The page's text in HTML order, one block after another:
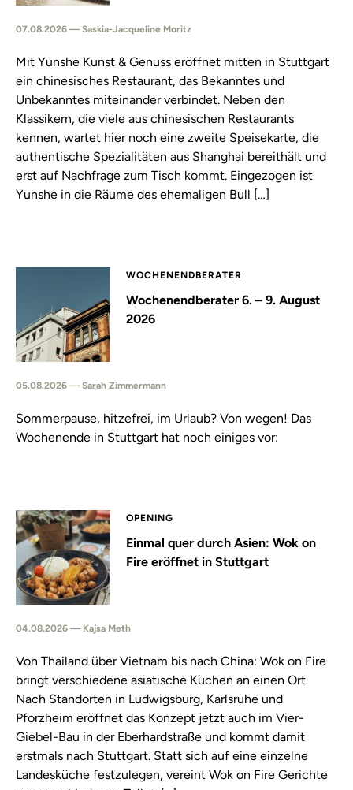
07.08.2026 — Saskia-Jacqueline Moritz
Mit Yunshe Kunst & Genuss eröffnet mitten in Stuttgart
ein chinesisches Restaurant, das Bekanntes und
Unbekanntes miteinander verbindet. Neben den
Klassikern, die viele aus chinesischen Restaurants
kennen, wartet hier noch eine zweite Speisekarte, die
authentische Spezialitäten aus Shanghai bereithält und
erst auf Nachfrage zum Tisch kommt. Eingezogen ist
Yunshe in die Räume des ehemaligen Bull […]
WOCHENENDBERATER
Wochenendberater 6. – 9. August
2026
05.08.2026 — Sarah Zimmermann
Sommerpause, hitzefrei, im Urlaub? Von wegen! Das
Wochenende in Stuttgart hat noch einiges vor:
OPENING
Einmal quer durch Asien: Wok on
Fire eröffnet in Stuttgart
04.08.2026 — Kajsa Meth
Von Thailand über Vietnam bis nach China: Wok on Fire
bringt verschiedene asiatische Küchen an einen Ort.
Nach Standorten in Ludwigsburg, Karlsruhe und
Pforzheim eröffnet das Konzept jetzt auch im Vier-
Giebel-Bau in der Eberhardstraße und kommt damit
erstmals nach Stuttgart. Statt sich auf eine einzelne
Landesküche festzulegen, vereint Wok on Fire Gerichte